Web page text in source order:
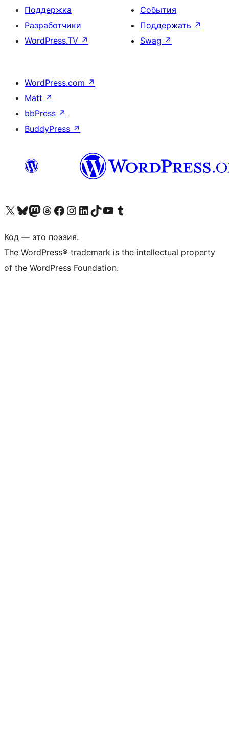
Поддержка
Разработчики
WordPress.TV ↗
События
Поддержать ↗
Swag ↗
WordPress.com ↗
Matt ↗
bbPress ↗
BuddyPress ↗
Посетите нас в X (ранее Twitter)
Посетите нашу учётную запись в Bluesky
Посетите нашу ленту в Mastodon
Посетите нашу учётную запись в Threads
Посетите нашу страницу на Facebook
Посетите наш Instagram
Посетите нашу страницу в LinkedIn
Посетите нашу учётную запись в TikTok
Посетите наш канал YouTube
Посетите нашу учётную запись в Tumblr
Код — это поэзия.
The WordPress® trademark is the intellectual property
of the WordPress Foundation.